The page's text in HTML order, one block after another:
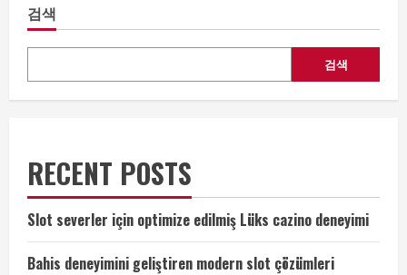
검색
검색
RECENT POSTS
Slot severler için optimize edilmiş Lüks cazino deneyimi
Bahis deneyimini geliştiren modern slot çözümleri